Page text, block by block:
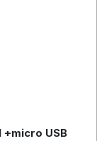
+micro USB